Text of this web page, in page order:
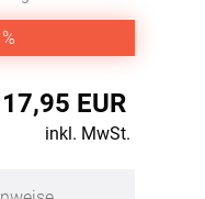
17,95 EUR
inkl. MwSt.